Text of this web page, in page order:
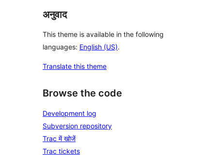
अनुवाद
This theme is available in the following
languages: English (US).
Translate this theme
Browse the code
Development log
Subversion repository
Trac में खोजें
Trac tickets